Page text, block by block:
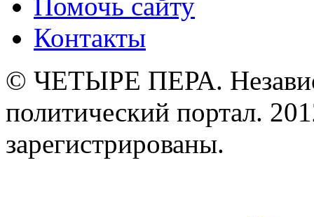
Контакты
© ЧЕТЫРЕ ПЕРА.
политический портал.
зарегистрированы.